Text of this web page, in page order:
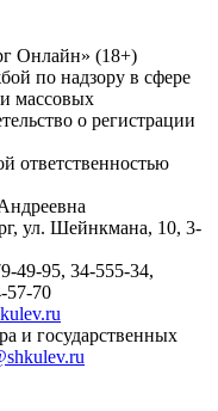
Онлайн» (18+)
по надзору в сфере
массовых
о регистрации
ответственностью
ул. Шейнкмана, 10, 3-
49-95, 34-555-34,
57-70
и государственных